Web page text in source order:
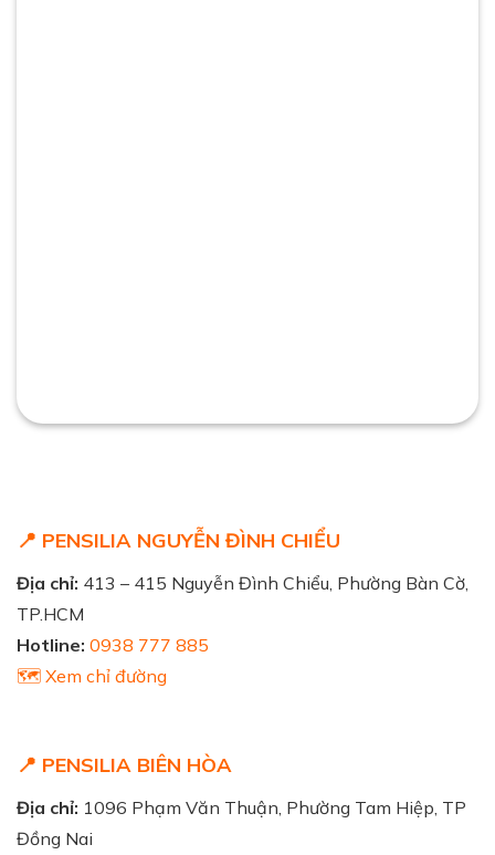
📍 PENSILIA NGUYỄN ĐÌNH CHIỂU
Địa chỉ: 413 – 415 Nguyễn Đình Chiểu, Phường Bàn Cờ,
TP.HCM
Hotline: 0938 777 885
🗺️ Xem chỉ đường
📍 PENSILIA BIÊN HÒA
Địa chỉ: 1096 Phạm Văn Thuận, Phường Tam Hiệp, TP
Đồng Nai